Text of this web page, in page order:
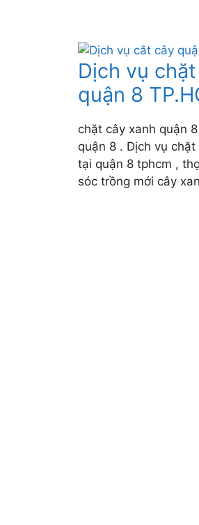
Dịch vụ
quận 8
chặt cây xanh quận
quận 8 . Dịch vụ
tại quận 8 tphcm ,
sóc trồng mới cây